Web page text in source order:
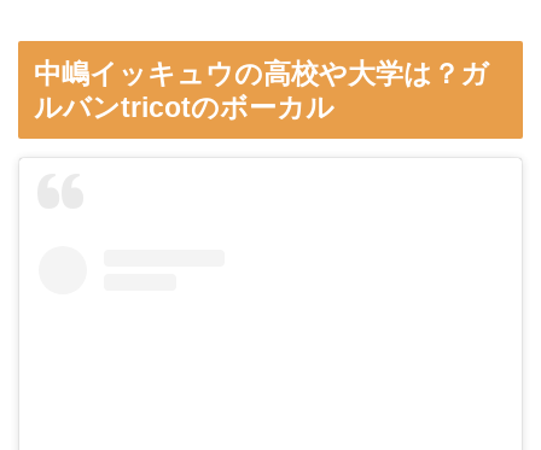
中嶋イッキュウの高校や大学は？ガ
ルバンtricotのボーカル